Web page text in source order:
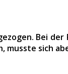
Bei
musste sich